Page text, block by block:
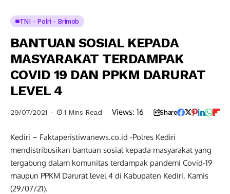
TNI - Polri - Brimob
BANTUAN SOSIAL KEPADA
MASYARAKAT TERDAMPAK
COVID 19 DAN PPKM DARURAT
LEVEL 4
29/07/2021 1 Mins Read Views: 16 Share
Kediri – Faktaperistiwanews.co.id -Polres Kediri
mendistribusikan bantuan sosial kepada masyarakat yang
tergabung dalam komunitas terdampak pandemi Covid-19
maupun PPKM Darurat level 4 di Kabupaten Kediri, Kamis
(29/07/21).